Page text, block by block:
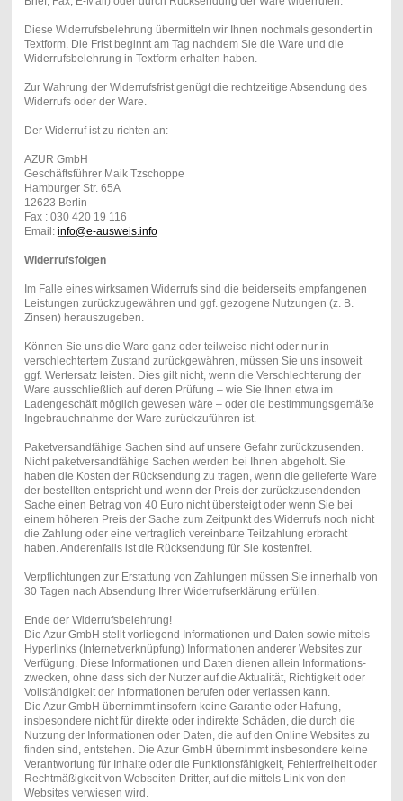
Diese Widerrufsbelehrung übermitteln wir Ihnen nochmals gesondert in
Textform. Die Frist beginnt am Tag nachdem Sie die Ware und die
Widerrufsbelehrung in Textform erhalten haben.
Zur Wahrung der Widerrufsfrist genügt die rechtzeitige Absendung des
Widerrufs oder der Ware.
Der Widerruf ist zu richten an:
AZUR GmbH
Geschäftsführer Maik Tzschoppe
Hamburger Str. 65A
12623 Berlin
Fax : 030 420 19 116
Email: info@e-ausweis.info
Widerrufsfolgen
Im Falle eines wirksamen Widerrufs sind die beiderseits empfangenen
Leistungen zurückzugewähren und ggf. gezogene Nutzungen (z. B.
Zinsen) herauszugeben.
Können Sie uns die Ware ganz oder teilweise nicht oder nur in
verschlechtertem Zustand zurückgewähren, müssen Sie uns insoweit
ggf. Wertersatz leisten. Dies gilt nicht, wenn die Verschlechterung der
Ware ausschließlich auf deren Prüfung – wie Sie Ihnen etwa im
Ladengeschäft möglich gewesen wäre – oder die bestimmungsgemäße
Ingebrauchnahme der Ware zurückzuführen ist.
Paketversandfähige Sachen sind auf unsere Gefahr zurückzusenden.
Nicht paketversandfähige Sachen werden bei Ihnen abgeholt. Sie
haben die Kosten der Rücksendung zu tragen, wenn die gelieferte Ware
der bestellten entspricht und wenn der Preis der zurückzusendenden
Sache einen Betrag von 40 Euro nicht übersteigt oder wenn Sie bei
einem höheren Preis der Sache zum Zeitpunkt des Widerrufs noch nicht
die Zahlung oder eine vertraglich vereinbarte Teilzahlung erbracht
haben. Anderenfalls ist die Rücksendung für Sie kostenfrei.
Verpflichtungen zur Erstattung von Zahlungen müssen Sie innerhalb von
30 Tagen nach Absendung Ihrer Widerrufserklärung erfüllen.
Ende der Widerrufsbelehrung!
Die Azur GmbH stellt vorliegend Informationen und Daten sowie mittels
Hyperlinks (Internetverknüpfung) Informationen anderer Websites zur
Verfügung. Diese Informationen und Daten dienen allein Informations-
zwecken, ohne dass sich der Nutzer auf die Aktualität, Richtigkeit oder
Vollständigkeit der Informationen berufen oder verlassen kann.
Die Azur GmbH übernimmt insofern keine Garantie oder Haftung,
insbesondere nicht für direkte oder indirekte Schäden, die durch die
Nutzung der Informationen oder Daten, die auf den Online Websites zu
finden sind, entstehen. Die Azur GmbH übernimmt insbesondere keine
Verantwortung für Inhalte oder die Funktionsfähigkeit, Fehlerfreiheit oder
Rechtmäßigkeit von Webseiten Dritter, auf die mittels Link von den
Websites verwiesen wird.